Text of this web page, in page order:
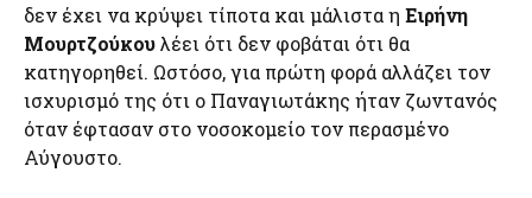
δεν έχει να κρύψει τίποτα και μάλιστα η Ειρήνη
Μουρτζούκουλέει ότι δεν φοβάται ότι θα
κατηγορηθεί. Ωστόσο, για πρώτη φορά αλλάζει τον
ισχυρισμό της ότι ο Παναγιωτάκης ήταν ζωντανός
όταν έφτασαν στο νοσοκομείο τον περασμένο
Αύγουστο.